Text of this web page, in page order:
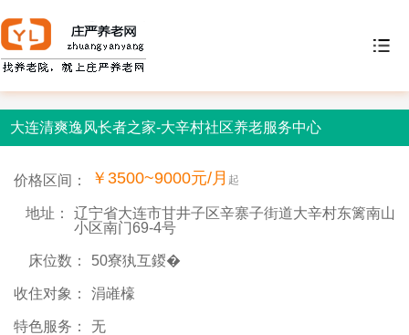
大连清爽逸风长者之家-大辛村社区养老服务中心
价格区间： ￥3500~9000元/月 起
地址：
辽宁省大连市甘井子区辛寨子街道大辛村东篱南山
小区南门69-4号
床位数： 50寮犱互鍐�
收住对象： 涓嶉檺
特色服务： 无